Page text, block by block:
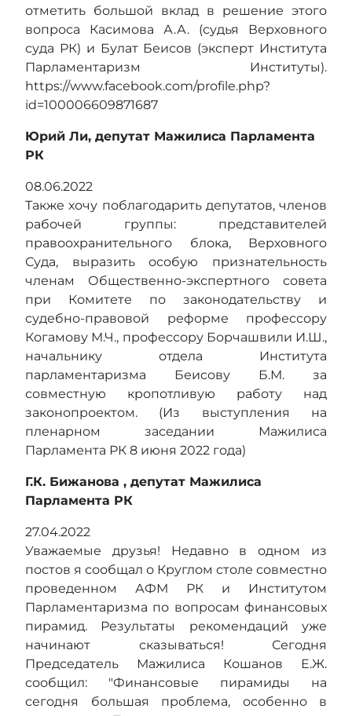
отметить большой вклад в решение этого
вопроса Касимова А.А. (судья Верховного
суда РК) и Булат Беисов (эксперт Института
Парламентаризм Институты).
https://www.facebook.com/profile.php?
id=100006609871687
Юрий Ли, депутат Мажилиса Парламента
РК
08.06.2022
Также хочу поблагодарить депутатов, членов
рабочей группы: представителей
правоохранительного блока, Верховного
Суда, выразить особую признательность
членам Общественно-экспертного совета
при Комитете по законодательству и
судебно-правовой реформе профессору
Когамову М.Ч., профессору Борчашвили И.Ш.,
начальнику отдела Института
парламентаризма Беисову Б.М. за
совместную кропотливую работу над
законопроектом. (Из выступления на
пленарном заседании Мажилиса
Парламента РК 8 июня 2022 года)
Г.К. Бижанова , депутат Мажилиса
Парламента РК
27.04.2022
Уважаемые друзья! Недавно в одном из
постов я сообщал о Круглом столе совместно
проведенном АФМ РК и Институтом
Парламентаризма по вопросам финансовых
пирамид. Результаты рекомендаций уже
начинают сказываться! Сегодня
Председатель Мажилиса Кошанов Е.Ж.
сообщил: "Финансовые пирамиды на
сегодня большая проблема, особенно в